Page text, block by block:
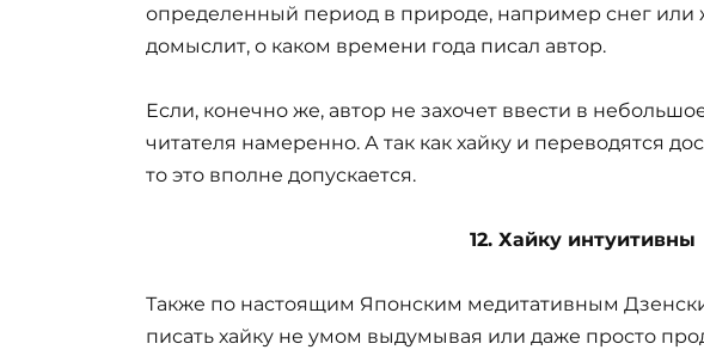
определенный период в природе, например снег или
домыслит, о каком времени года писал автор.
Если, конечно же, автор не захочет ввести в
читателя намеренно. А так как хайку и переводятся
то это вполне допускается.
12. Хайку интуитивны
Также по настоящим Японским медитативным
писать хайку не умом выдумывая или даже просто